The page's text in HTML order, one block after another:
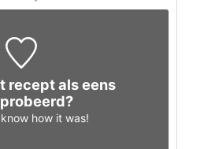
recept als eens
how it was!